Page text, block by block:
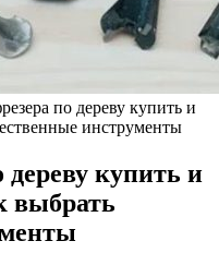
по дереву купить и
инструменты
купить и
выбрать